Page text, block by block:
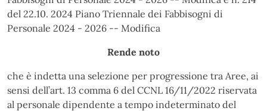
del 22.10. 2024 Piano Triennale dei Fabbisogni di
Personale 2024 - 2026 -- Modifica
Rende noto
che è indetta una selezione per progressione tra Aree, ai
sensi dell’art. 13 comma 6 del CCNL 16/11/2022 riservata
al personale dipendente a tempo indeterminato del